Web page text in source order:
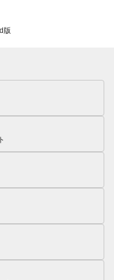
版